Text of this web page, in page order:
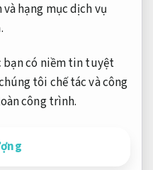
hạng mục dịch vụ
bạn có niềm tin tuyệt
tôi chế tác và công
công trình.